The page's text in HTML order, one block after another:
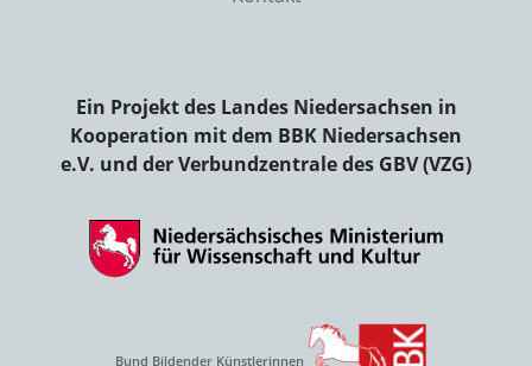
Ein Projekt des Landes Niedersachsen in
Kooperation mit dem BBK Niedersachsen
e.V. und der Verbundzentrale des GBV (VZG)
Bund Bildender Künstlerinnen